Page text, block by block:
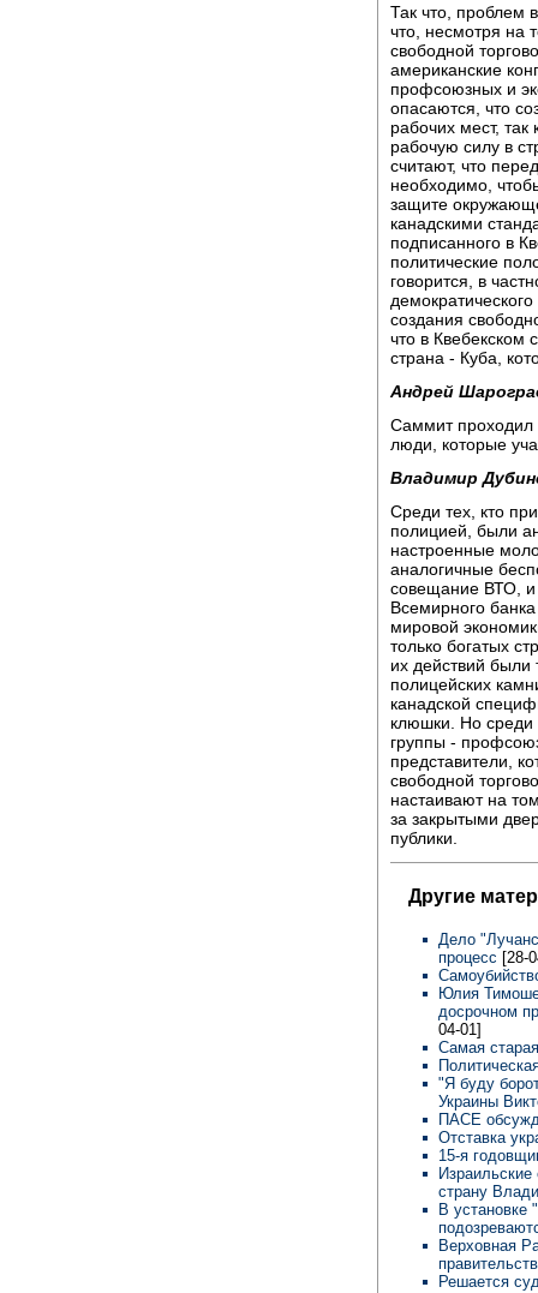
Так что, проблем
что, несмотря на
свободной
американские
профсоюзных и
опасаются, что
рабочих мест,
рабочую силу в
считают, что
необходимо,
защите
канадскими
подписанного в
политические
говорится, в
создания
что в Квебекском
страна - Куба,
Андрей
Саммит проходил
люди, которые
Владимир
Среди тех, кто
полицией, были
настроенные
аналогичные
совещание ВТО, и
Всемирного
мировой
только богатых
их действий
полицейских
канадской
клюшки. Но среди
группы -
представители,
свободной
настаивают на
за закрытыми
публики.
Другие
Дело
процесс [28-
Юлия
досрочном
04-01]
Самая
"Я буду
Украины
ПАСЕ
Отставка
15-я
страну
В установке
Верховная
Решается